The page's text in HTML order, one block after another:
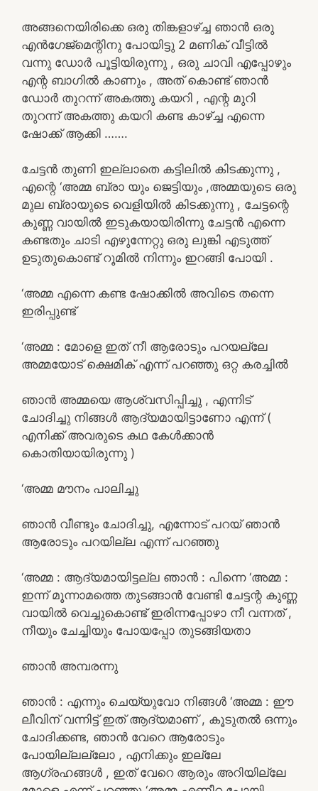
അങ്ങനെയിരിക്കെ ഒരു തിങ്കളാഴ്ച്ച ഞാൻ ഒരു
എൻഗേജ്മെന്റിനു പോയിട്ടു 2 മണിക് വീട്ടിൽ
വന്നു ഡോർ പൂട്ടിയിരുന്നു , ഒരു ചാവി എപ്പോഴും
എന്റ ബാഗിൽ കാണും , അത് കൊണ്ട് ഞാൻ
ഡോർ തുറന്ന് അകത്തു കയറി , എന്റ മുറി
തുറന്ന് അകത്തു കയറി കണ്ട കാഴ്ച്ച എന്നെ
ഷോക്ക് ആക്കി …….
ചേട്ടൻ തുണി ഇല്ലാതെ കട്ടിലിൽ കിടക്കുന്നു ,
എന്റെ ‘അമ്മ ബ്രാ യും ജെട്ടിയും ,അമ്മയുടെ ഒരു
മുല ബ്രായുടെ വെളിയിൽ കിടക്കുന്നു , ചേട്ടന്റെ
കുണ്ണ വായിൽ ഇടുകയായിരിന്നു ചേട്ടൻ എന്നെ
കണ്ടതും ചാടി എഴുന്നേറ്റു ഒരു ലുങ്കി എടുത്ത്
ഉടുതുകൊണ്ട് റൂമിൽ നിന്നും ഇറങ്ങി പോയി .
‘അമ്മ എന്നെ കണ്ട ഷോക്കിൽ അവിടെ തന്നെ
ഇരിപ്പുണ്ട്
‘അമ്മ : മോളെ ഇത് നീ ആരോടും പറയല്ലേ
അമ്മയോട് ക്ഷെമിക് എന്ന് പറഞ്ഞു ഒറ്റ കരച്ചിൽ
ഞാൻ അമ്മയെ ആശ്വസിപ്പിച്ചു , എന്നിട്
ചോദിച്ചു നിങ്ങൾ ആദ്യമായിട്ടാണോ എന്ന് (
എനിക്ക് അവരുടെ കഥ കേൾക്കാൻ
കൊതിയായിരുന്നു )
‘അമ്മ മൗനം പാലിച്ചു
ഞാൻ വീണ്ടും ചോദിച്ചു, എന്നോട് പറയ് ഞാൻ
ആരോടും പറയില്ല എന്ന് പറഞ്ഞു
‘അമ്മ : ആദ്യമായിട്ടല്ല ഞാൻ : പിന്നെ ‘അമ്മ :
ഇന്ന് മൂന്നാമത്തെ തുടങ്ങാൻ വേണ്ടി ചേട്ടന്റ കുണ്ണ
വായിൽ വെച്ചുകൊണ്ട് ഇരിന്നപ്പോഴാ നീ വന്നത് ,
നീയും ചേച്ചിയും പോയപ്പോ തുടങ്ങിയതാ
ഞാൻ അമ്പരന്നു
ഞാൻ : എന്നും ചെയ്യുവോ നിങ്ങൾ ‘അമ്മ : ഈ
ലീവിന് വന്നിട്ട് ഇത് ആദ്യമാണ് , കൂടുതൽ ഒന്നും
ചോദിക്കണ്ട, ഞാൻ വേറെ ആരോടും
പോയില്ലല്ലോ , എനിക്കും ഇല്ലേ
ആഗ്രഹങ്ങൾ , ഇത് വേറെ ആരും അറിയില്ലേ